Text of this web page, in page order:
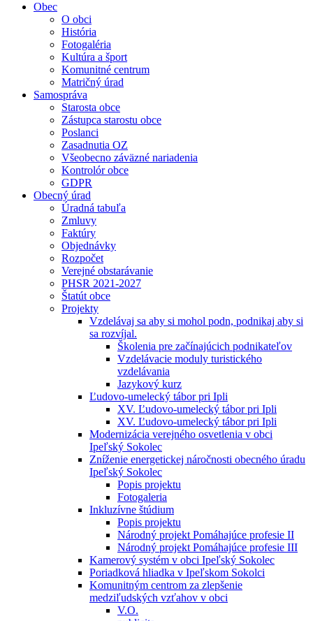
Obec
O obci
História
Fotogaléria
Kultúra a šport
Komunitné centrum
Matričný úrad
Samospráva
Starosta obce
Zástupca starostu obce
Poslanci
Zasadnutia OZ
Všeobecno záväzné nariadenia
Kontrolór obce
GDPR
Obecný úrad
Úradná tabuľa
Zmluvy
Faktúry
Objednávky
Rozpočet
Verejné obstarávanie
PHSR 2021-2027
Štatút obce
Projekty
Vzdelávaj sa aby si mohol podn, podnikaj aby si
sa rozvíjal.
Školenia pre začínajúcich podnikateľov
Vzdelávacie moduly turistického
vzdelávania
Jazykový kurz
Ľudovo-umelecký tábor pri Ipli
XV. Ľudovo-umelecký tábor pri Ipli
XV. Ľudovo-umelecký tábor pri Ipli
Modernizácia verejného osvetlenia v obci
Ipeľský Sokolec
Zníženie energetickej náročnosti obecného úradu
Ipeľský Sokolec
Popis projektu
Fotogaleria
Inkluzívne štúdium
Popis projektu
Národný projekt Pomáhajúce profesie II
Národný projekt Pomáhajúce profesie III
Kamerový systém v obci Ipeľský Sokolec
Poriadková hliadka v Ipeľskom Sokolci
Komunitným centrom za zlepšenie
medziľudských vzťahov v obci
V.O.